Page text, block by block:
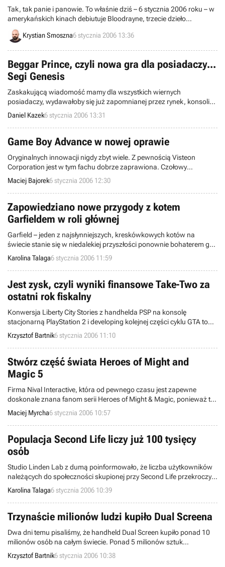
Tak, tak panie i panowie. To właśnie dziś – 6 stycznia 2006 roku – w
amerykańskich kinach debiutuje Bloodrayne, trzecie dzieło
cudownego dziecka niemieckiej kinematografii, pana doktora Bolla.
Do trzech razy nie sztuka Uwe!
Krystian Smoszna6 stycznia 2006 13:36
Beggar Prince, czyli nowa gra dla posiadaczy...
Segi Genesis
Zaskakującą wiadomość mamy dla wszystkich wiernych
posiadaczy, wydawałoby się już zapomnianej przez rynek, konsoli
Sega Genesis. Programiści z Super Fighting Team zaanonsowali
powstanie pierwszego od ośmiu lat, komercyjnego tytułu na tą
wspominaną przez wielu z rozrzewnieniem platformę.
Daniel Kazek6 stycznia 2006 13:31
Game Boy Advance w nowej oprawie
Oryginalnych innowacji nigdy zbyt wiele. Z pewnością Visteon
Corporation jest w tym fachu dobrze zaprawiona. Czołowy
producent akcesoriów samochodowych stworzył niezwykły zestaw
audio-video. Sprzęt przeznaczony dla posiadaczy czterech kółek
posiada niezwykłą zaletę: można na nim uruchamiać gry
przeznaczone na konsolę Game Boy Advance.
Maciej Bajorek6 stycznia 2006 12:30
Zapowiedziano nowe przygody z kotem
Garfieldem w roli głównej
Garfield – jeden z najsłynniejszych, kreskówkowych kotów na
świecie stanie się w niedalekiej przyszłości ponownie bohaterem gry
wideo. Tym sympatycznym zwierzakiem zainteresowała się firma
Game Factory Interactive LTD, która zajmie się wydaniem
platformówki z Garfieldem w roli głównej.
Karolina Talaga6 stycznia 2006 11:59
Jest zysk, czyli wyniki finansowe Take-Two za
ostatni rok fiskalny
Konwersja Liberty City Stories z handhelda PSP na konsolę
stacjonarną PlayStation 2 i developing kolejnej części cyklu GTA to
nie jedyne wieści, które ostatnio „wypłynęły” z firmy Take-Two
Interactive. Jej przedstawiciele opublikowali również raport
finansowy za ostatni rok fiskalny, a także ujawnili część swoich
planów na przyszłość.
Krzysztof Bartnik6 stycznia 2006 11:10
Stwórz część świata Heroes of Might and
Magic 5
Firma Nival Interactive, która od pewnego czasu jest zapewne
doskonale znana fanom serii Heroes of Might & Magic, ponieważ to
właśnie jej projektanci i programiści tworzą piątą odsłonę gry,
opublikowała na łamach swojego serwisu konkurs polegający na
zaprojektowaniu jednej z ras świata HOMM. Niestety, przeszkodą
we wzięciu w nim udziału był fakt, iż akceptowano jedynie prace w
języku rosyjskim.
Maciej Myrcha6 stycznia 2006 10:57
Populacja Second Life liczy już 100 tysięcy
osób
Studio Linden Lab z dumą poinformowało, że liczba użytkowników
należących do społeczności skupionej przy Second Life przekroczyła
właśnie 100 tysięcy. Program cieszy się popularnością w 95 krajach
na wszystkich 7 kontynentach.
Karolina Talaga6 stycznia 2006 10:39
Trzynaście milionów ludzi kupiło Dual Screena
Dwa dni temu pisaliśmy, że handheld Dual Screen kupiło ponad 10
milionów osób na całym świecie. Ponad 5 milionów sztuk
opisywanej konsoli przenośnej trafiło w ręce Japończyków, 4 miliony
do Amerykanów i ponad milion do Europejczyków. Ta ostatnia liczba
Krzysztof Bartnik6 stycznia 2006 10:38